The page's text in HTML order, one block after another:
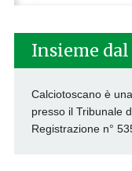
per:
Insieme
Calciotoscano è
presso il Tribunale
Registrazione n°